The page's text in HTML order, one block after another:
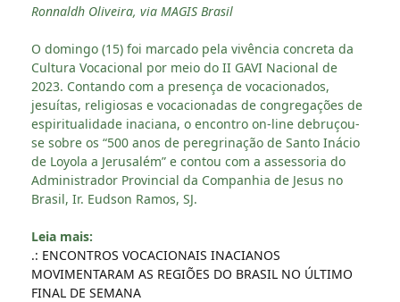
Ronnaldh Oliveira, via MAGIS Brasil
O domingo (15) foi marcado pela vivência concreta da
Cultura Vocacional por meio do II GAVI Nacional de
2023. Contando com a presença de vocacionados,
jesuítas, religiosas e vocacionadas de congregações de
espiritualidade inaciana, o encontro on-line debruçou-
se sobre os “500 anos de peregrinação de Santo Inácio
de Loyola a Jerusalém” e contou com a assessoria do
Administrador Provincial da Companhia de Jesus no
Brasil, Ir. Eudson Ramos, SJ.
Leia mais:
.: ENCONTROS VOCACIONAIS INACIANOS
MOVIMENTARAM AS REGIÕES DO BRASIL NO ÚLTIMO
FINAL DE SEMANA